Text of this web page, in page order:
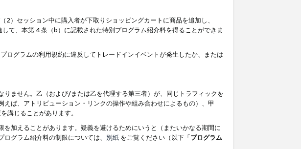
）セッション中に購入者が下取りショッピングカートに商品を追加し、
て、本第 4 条（b）に記載された特別プログラム紹介料を得ることができま
グラムの利用規約に違反してトレードインイベントが発生したか、または
ません。乙（および/または乙を代理する第三者）が、同じトラフィックを
ば、アトリビューション・リンクの操作や組み合わせによるもの）、甲
講じることがあります。
加えることがあります。疑義を避けるためにいうと（またいかなる期間に
グラム紹介料の制限については、 別紙 をご覧ください（以下「プログラム